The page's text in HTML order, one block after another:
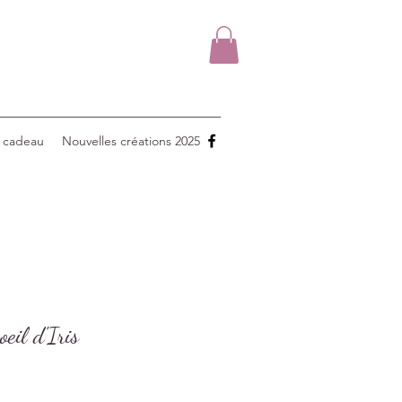
Nouvelles créations 2025
d'Iris